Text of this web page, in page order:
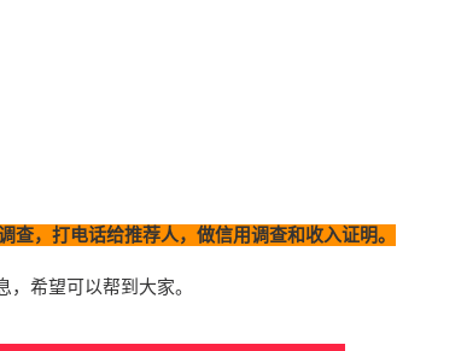
，打电话给推荐人，做信用调查和收入证明。
希望可以帮到大家。